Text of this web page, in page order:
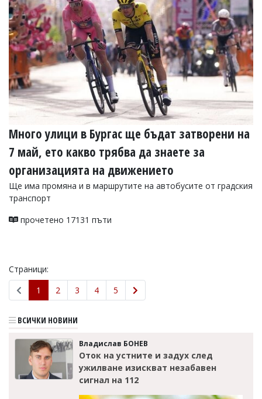
Много улици в Бургас ще бъдат затворени на
7 май, ето какво трябва да знаете за
организацията на движението
Ще има промяна и в маршрутите на автобусите от градския
транспорт
прочетено 17131 пъти
Страници:
1
2 3 4 5
ВСИЧКИ НОВИНИ
Владислав БОНЕВ
Оток на устните и задух след
ужилване изискват незабавен
сигнал на 112